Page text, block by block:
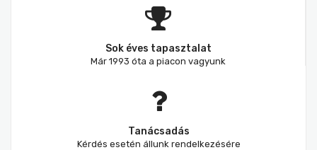
Sok éves tapasztalat
Már 1993 óta a piacon vagyunk
Tanácsadás
Kérdés esetén állunk rendelkezésére